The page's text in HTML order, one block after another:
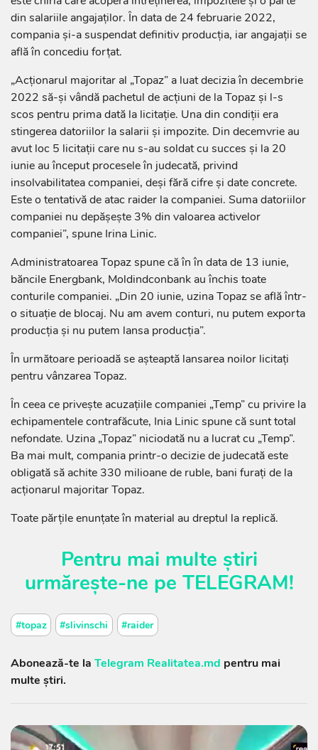
din salariile angajaților. În data de 24 februarie 2022,
compania și-a suspendat definitiv producția, iar angajații se
află în concediu forțat.
„Acționarul majoritar al „Topaz” a luat decizia în decembrie
2022 să-și vândă pachetul de acțiuni de la Topaz și l-s
scos pentru prima dată la licitație. Una din condiții era
stingerea datoriilor la salarii și impozite. Din decemvrie au
avut loc 5 licitații care nu s-au soldat cu succes și la 20
iunie au început procesele în judecată, privind
insolvabilitatea companiei, deși fără cifre și date concrete.
Este o tentativă de atac raider la companiei. Suma datoriilor
companiei nu depășește 3% din valoarea activelor
companiei”, spune Irina Linic.
Administratoarea Topaz spune că în în data de 13 iunie,
băncile Energbank, Moldindconbank au închis toate
conturile companiei. „Din 20 iunie, uzina Topaz se află într-
o situație de blocaj. Nu am avem conturi, nu putem exporta
producția și nu putem lansa producția”.
În următoare perioadă se așteaptă lansarea noilor licitați
pentru vânzarea Topaz.
În ceea ce privește acuzațiile companiei „Temp” cu privire la
echipamentele contrafăcute, Inia Linic spune că sunt total
nefondate. Uzina „Topaz” niciodată nu a lucrat cu „Temp”.
Ba mai mult, compania printr-o decizie de judecată este
obligată să achite 330 milioane de ruble, bani furați de la
acționarul majoritar Topaz.
Toate părțile enunțate în material au dreptul la replică.
Pentru mai multe știri
urmărește-ne pe TELEGRAM!
#topaz #slivinschi #raider
Abonează-te la Telegram Realitatea.md pentru mai
multe știri.